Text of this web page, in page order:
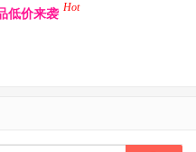
低价来袭 Hot